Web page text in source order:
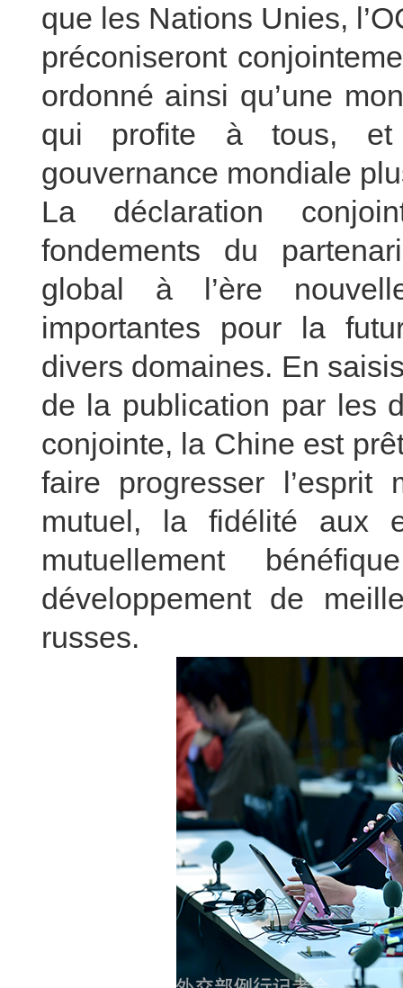
que les Nations Unies,
préconiseront
ordonné ainsi qu’une
qui profite à tous, et
gouvernance mondiale
La déclaration
fondements du
global à l’ère
importantes pour la
divers domaines. En
de la publication par les
conjointe, la Chine est
faire progresser l’esprit
mutuel, la fidélité aux
mutuellement
développement de
russes.